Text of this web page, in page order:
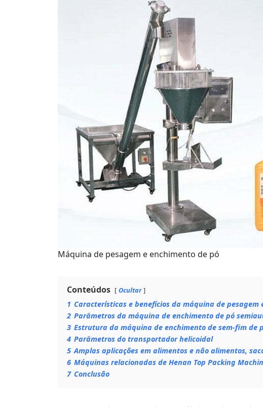
Máquina de pesagem e enchimento de pó
Conteúdos Ocultar
1 Características e benefícios da máquina de pesagem
2 Parâmetros da máquina de enchimento de pó
3 Estrutura da máquina de enchimento de sem-fim de
4 Parâmetros do transportador helicoidal
5 Amplas aplicações em alimentos e não alimentos,
6 Máquinas relacionadas de Henan Top Packing
7 Conclusão